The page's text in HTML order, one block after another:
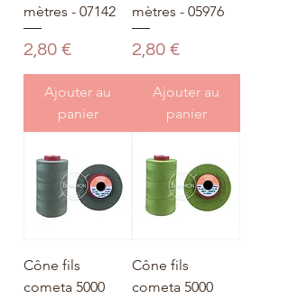
mètres - 07142
Prix
2,80 €
Ajouter au
panier
mètres - 05976
Prix
2,80 €
Ajouter au
panier
Cône fils
cometa 5000
Cône fils
cometa 5000